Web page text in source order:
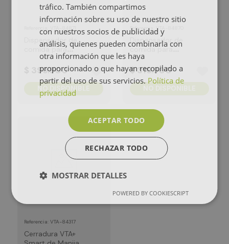
Dispensador de
comida para
mascotas VTA+ Lite
399.900
NO DISPONIBLE
Referencia VTA-84870
Dispensador de
comida para
mascotas VTA+ Lite
$319.900
Referencia :VTA-84317
Cerradura VTA+
tráfico. También compartimos
información sobre su uso de nuestro sitio
con nuestros socios de publicidad y
análisis, quienes pueden combinarla con
otra información que les haya
proporcionado o que hayan recopilado a
partir del uso de sus servicios. Política de
privacidad
ACEPTAR TODO
RECHAZAR TODO
MOSTRAR DETALLES
POWERED BY COOKIESCRIPT